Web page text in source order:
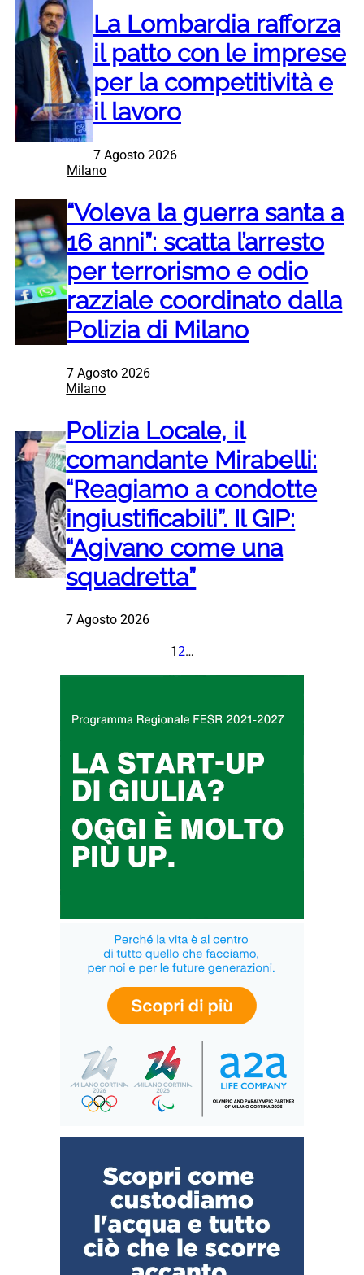
La Lombardia rafforza
il patto con le imprese
per la competitività e
il lavoro
7 Agosto 2026
Milano
“Voleva la guerra santa a
16 anni”: scatta l’arresto
per terrorismo e odio
razziale coordinato dalla
Polizia di Milano
7 Agosto 2026
Milano
Polizia Locale, il
comandante Mirabelli:
“Reagiamo a condotte
ingiustificabili”. Il GIP:
“Agivano come una
squadretta”
7 Agosto 2026
1 2…